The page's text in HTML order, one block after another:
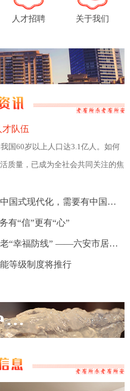
人才招聘 关于我们
才队伍
国60岁以上人口达3.1亿人。如何
质量，已成为全社会共同关注的焦
「经济发展」林毅夫：要实现中国式现代化，需要有中国特色的养老制度
有“信”更有“心”
精准施策暖夕阳，筑牢居家养老“幸福防线” ——六安市居家和社区基本养老服务提升行动项目舒城地区的全面实施
等级制度将推行